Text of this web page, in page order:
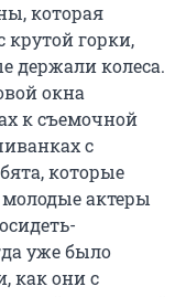
которая
крутой горки,
держали колеса.
окна
к съемочной
с
которые
актеры
уже было
как они с